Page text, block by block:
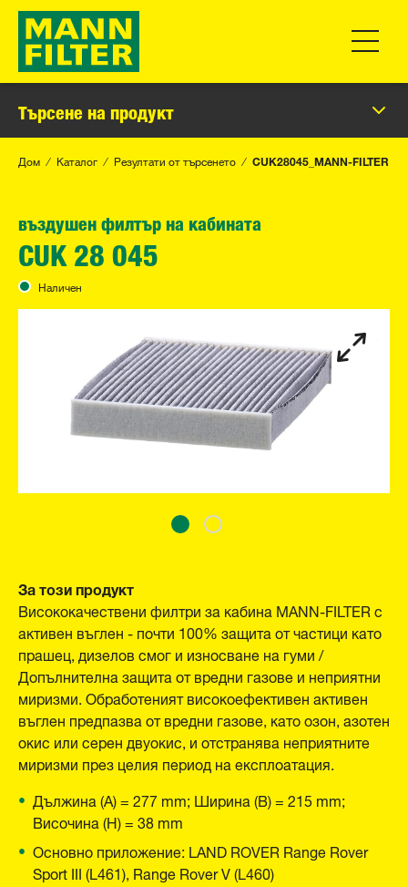
Търсене на продукт
Дом Каталог Резултати от търсенето CUK28045_MANN-FILTER
въздушен филтър на кабината
CUK 28 045
Наличен
За този продукт
Висококачествени филтри за кабина MANN-FILTER с
активен въглен - почти 100% защита от частици като
прашец, дизелов смог и износване на гуми /
Допълнителна защита от вредни газове и неприятни
миризми. Обработеният високоефективен активен
въглен предпазва от вредни газове, като озон, азотен
окис или серен двуокис, и отстранява неприятните
миризми през целия период на експлоатация.
Дължина (A) = 277 mm; Ширина (B) = 215 mm;
Височина (H) = 38 mm
Основно приложение: LAND ROVER Range Rover
Sport III (L461), Range Rover V (L460)